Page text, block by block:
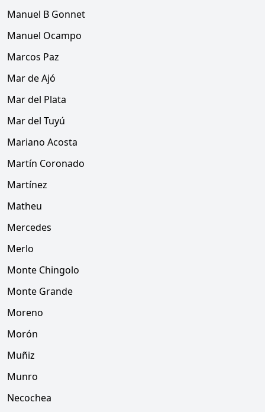
Manuel B Gonnet
Manuel Ocampo
Marcos Paz
Mar de Ajó
Mar del Plata
Mar del Tuyú
Mariano Acosta
Martín Coronado
Martínez
Matheu
Mercedes
Merlo
Monte Chingolo
Monte Grande
Moreno
Morón
Muñiz
Munro
Necochea